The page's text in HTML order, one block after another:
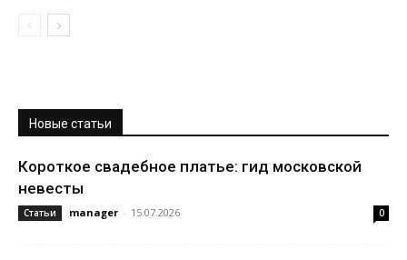
Новые статьи
Короткое свадебное платье: гид московской
невесты
Статьи manager - 15.07.2026 0